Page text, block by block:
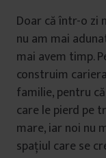
Doar că într-o zi
nu am mai
mai avem timp.
construim
familie, pentru
care le pierd pe
mare, iar noi nu
spațiul care se